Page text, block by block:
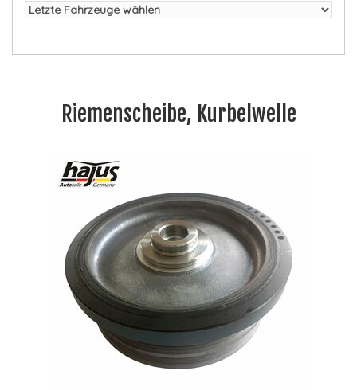
Riemenscheibe, Kurbelwelle